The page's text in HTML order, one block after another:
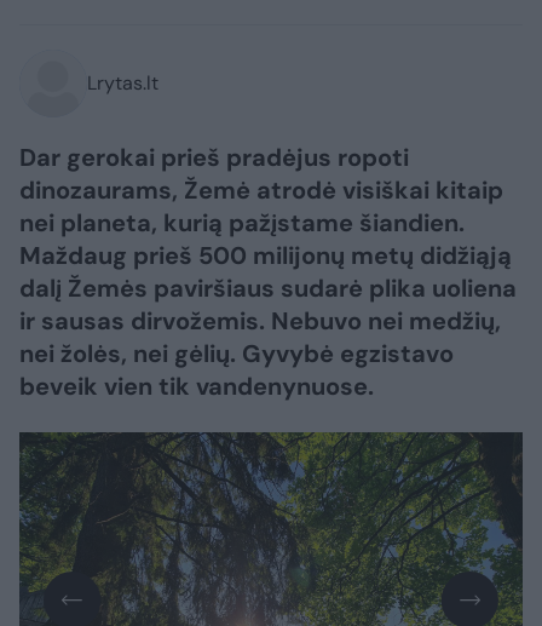
Lrytas.lt
Dar gerokai prieš pradėjus ropoti
dinozaurams, Žemė atrodė visiškai kitaip
nei planeta, kurią pažįstame šiandien.
Maždaug prieš 500 milijonų metų didžiąją
dalį Žemės paviršiaus sudarė plika uoliena
ir sausas dirvožemis. Nebuvo nei medžių,
nei žolės, nei gėlių. Gyvybė egzistavo
beveik vien tik vandenynuose.